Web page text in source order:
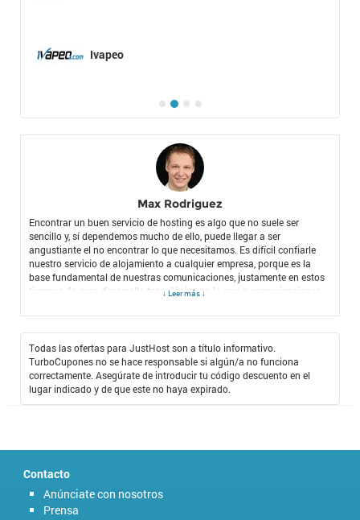
Ivapeo
Max Rodriguez
Encontrar un buen servicio de hosting es algo que no suele ser
sencillo y, sí dependemos mucho de ello, puede llegar a ser
angustiante el no encontrar lo que necesitamos. Es difícil confiarle
nuestro servicio de alojamiento a cualquier empresa, porque es la
base fundamental de nuestras comunicaciones, justamente en estos
tiempos de gran desarrollo tecnológico en lo que a comunicaciones
desarrollo normal de nuestro negocio. Por eso, para mí fue muy
emocionante encontrar la tienda JustHost en TurboCupones, el
maravilloso portal de cupones de descuento. Gracias a esta tienda, he
podido encontrar finalmente un servidor de hosting confiable,
eficiente, seguro, completo, con todo lo que necesito para el desarrollo
normal y efectivo de mi empresa y sus comunicaciones. Al utilizar el
↓ Leer más ↓
Todas las ofertas para JustHost son a título informativo.
TurboCupones no se hace responsable si algún/a no funciona
correctamente. Asegúrate de introducir tu código descuento en el
lugar indicado y de que este no haya expirado.
Contacto
Anúnciate con nosotros
Prensa